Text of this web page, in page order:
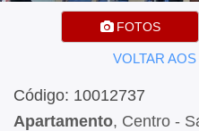
FOTOS
VOLTAR
Código: 10012737
Apartamento, Centro -